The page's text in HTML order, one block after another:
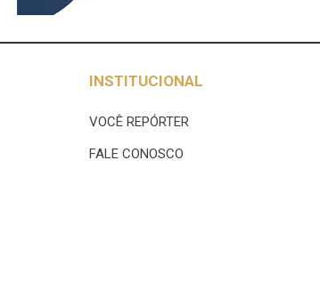
INSTITUCIONAL
VOCÊ REPÓRTER
FALE CONOSCO